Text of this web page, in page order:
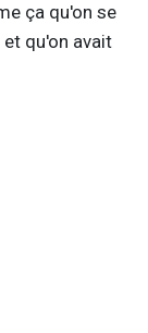
ça qu'on se
qu'on avait